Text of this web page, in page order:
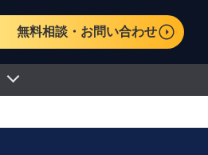
無料相談・お問い合わせ